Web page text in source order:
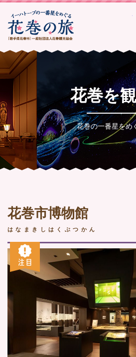
花巻を
花巻の一番星をめ
花巻市博物館
はなまきしはくぶつかん